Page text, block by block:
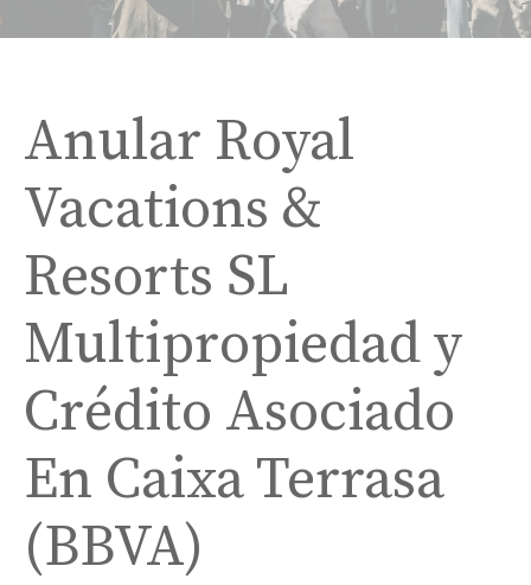
Anular Royal
Vacations &
Resorts SL
Multipropiedad y
Crédito Asociado
En Caixa Terrasa
(BBVA)